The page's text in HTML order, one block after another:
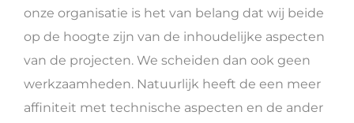
onze organisatie is het van belang dat wij beide
op de hoogte zijn van de inhoudelijke aspecten
van de projecten. We scheiden dan ook geen
werkzaamheden. Natuurlijk heeft de een meer
affiniteit met technische aspecten en de ander